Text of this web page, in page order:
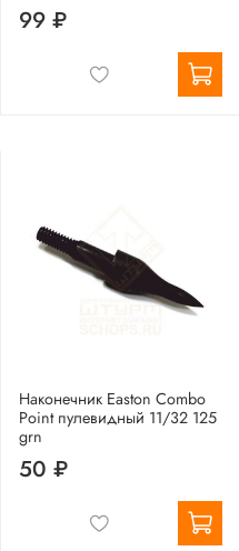
99 ₽
Наконечник Easton Combo
Point пулевидный 11/32 125
grn
50 ₽